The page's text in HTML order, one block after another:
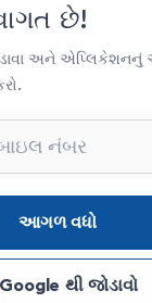
છે!
અને એપ્લિકેશનનું
આગળ વધો
Google થી જોડાવો